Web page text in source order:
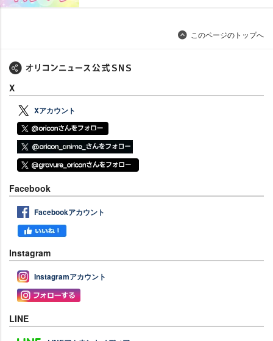
このページのトップへ
X
Xアカウント
Facebook
Facebookアカウント
Instagram
Instagramアカウント
LINE